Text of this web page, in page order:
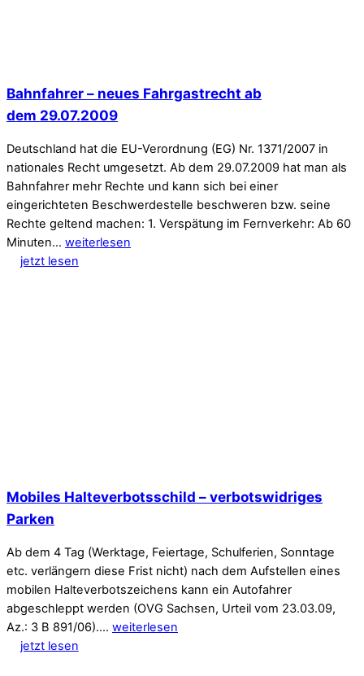
Bahnfahrer – neues Fahrgastrecht ab
dem 29.07.2009
Deutschland hat die EU-Verordnung (EG) Nr. 1371/2007 in
nationales Recht umgesetzt. Ab dem 29.07.2009 hat man als
Bahnfahrer mehr Rechte und kann sich bei einer
eingerichteten Beschwerdestelle beschweren bzw. seine
Rechte geltend machen: 1. Verspätung im Fernverkehr: Ab 60
Minuten… weiterlesen
jetzt lesen
Mobiles Halteverbotsschild – verbotswidriges
Parken
Ab dem 4 Tag (Werktage, Feiertage, Schulferien, Sonntage
etc. verlängern diese Frist nicht) nach dem Aufstellen eines
mobilen Halteverbotszeichens kann ein Autofahrer
abgeschleppt werden (OVG Sachsen, Urteil vom 23.03.09,
Az.: 3 B 891/06).… weiterlesen
jetzt lesen